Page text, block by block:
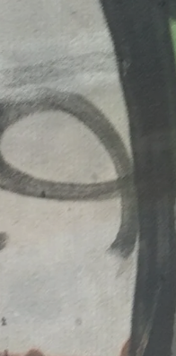
https://
wei-
Veröffentlicht am